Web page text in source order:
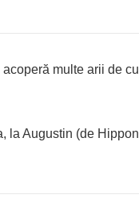
multe arii de
Augustin (de